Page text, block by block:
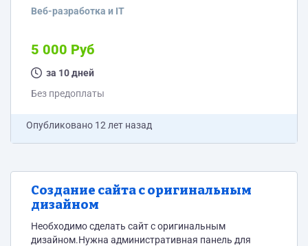
информации.Так же должна быть проведена
оптимизация(оптимизация к поисковикам,
регистрация в вебмастере яндекса и гугла .метрика и
т.д.) .
Веб-разработка и IT
5 000 Руб
за 10 дней
Без предоплаты
Опубликовано 12 лет назад
Создание сайта с оригинальным
дизайном
Необходимо сделать сайт с оригинальным
дизайном.Нужна административная панель для